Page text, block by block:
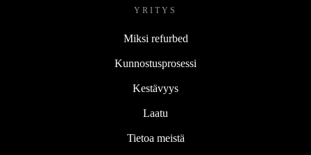
YRITYS
Miksi refurbed
Kunnostusprosessi
Kestävyys
Laatu
Tietoa meistä